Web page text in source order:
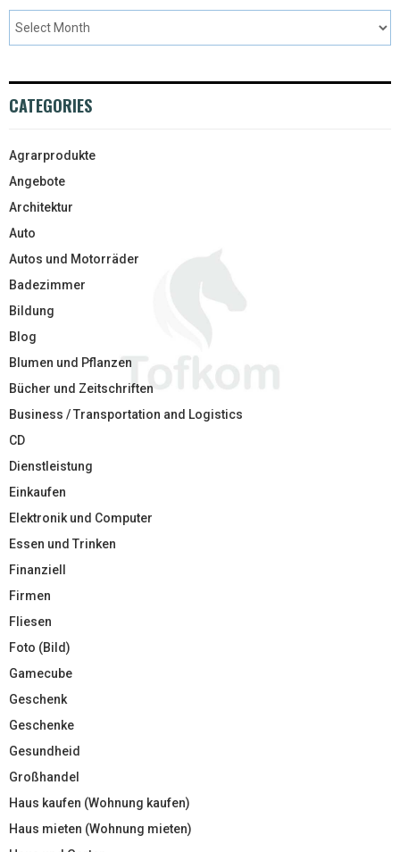
CATEGORIES
Agrarprodukte
Angebote
Architektur
Auto
Autos und Motorräder
Badezimmer
Bildung
Blog
Blumen und Pflanzen
Bücher und Zeitschriften
Business / Transportation and Logistics
CD
Dienstleistung
Einkaufen
Elektronik und Computer
Essen und Trinken
Finanziell
Firmen
Fliesen
Foto (Bild)
Gamecube
Geschenk
Geschenke
Gesundheid
Großhandel
Haus kaufen (Wohnung kaufen)
Haus mieten (Wohnung mieten)